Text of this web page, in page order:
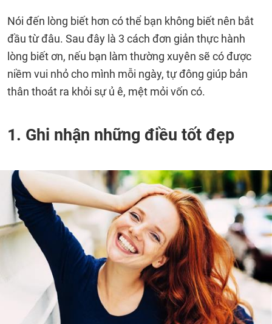
Nói đến lòng biết hơn có thể bạn không biết nên bắt
đầu từ đâu. Sau đây là 3 cách đơn giản thực hành
lòng biết ơn, nếu bạn làm thường xuyên sẽ có được
niềm vui nhỏ cho mình mỗi ngày, tự đông giúp bản
thân thoát ra khỏi sự ủ ê, mệt mỏi vốn có.
1. Ghi nhận những điều tốt đẹp